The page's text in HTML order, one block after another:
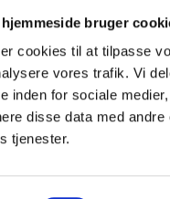
hjemmeside bruger
cookies til at tilpasse
vores trafik. Vi
inden for sociale
disse data med
tjenester.
forbeholdes.
afFinanstilsynet